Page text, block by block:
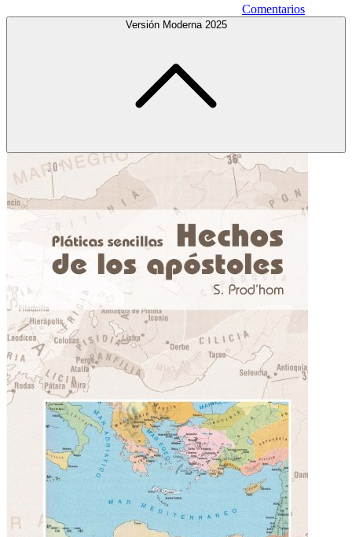
Comentarios
Versión Moderna 2025